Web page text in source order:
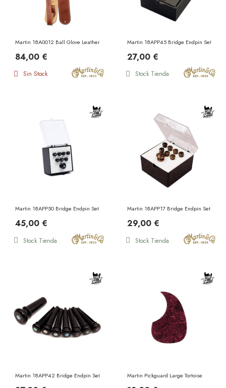
Martin 18A0012 Ball Glove Leather Strap Brown
84,00 €
Sin Stock
Martin 18APP45 Bridge Endpin Set
27,00 €
Stock Tienda
Martin 18APP50 Bridge Endpin Set Ebony Pearl Inlay
45,00 €
Stock Tienda
Martin 18APP17 Bridge Endpin Set
29,00 €
Stock Tienda
Martin 18APP42 Bridge Endpin Set Black Pearl InlayMartin Pickguard Large Tortoise